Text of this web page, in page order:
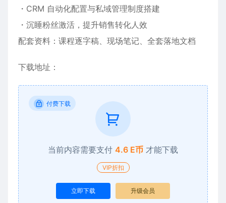
・CRM 自动化配置与私域管理制度搭建
・沉睡粉丝激活，提升销售转化人效
配套资料：课程逐字稿、现场笔记、全套落地文档
下载地址：
付费下载
当前内容需要支付 4.6 E币 才能下载
VIP折扣
立即下载 升级会员